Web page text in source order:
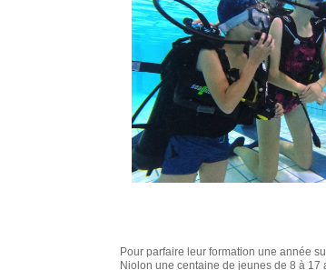
Pour parfaire leur formation une année
Niolon une centaine de jeunes de 8 à